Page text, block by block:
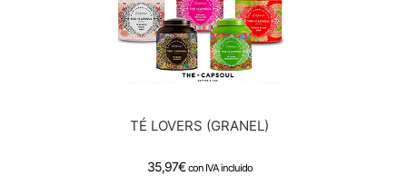
TÉ LOVERS (GRANEL)
35,97€ con IVA incluido